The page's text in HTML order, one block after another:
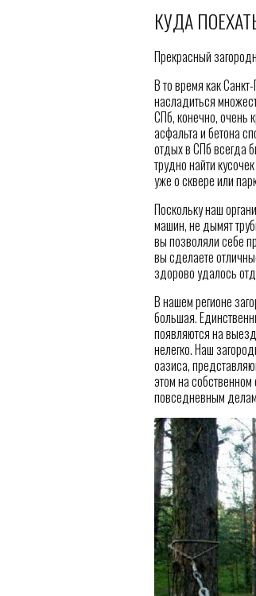
КУДА
Прекрасный
В то время как
насладиться
СПб, конечно, очень
асфальта и бетона
отдых в СПб всегда
трудно найти
уже о сквере или
Поскольку наш
машин, не дымят
вы позволяли себе
вы сделаете
здорово удалось
В нашем регионе
большая.
появляются на
нелегко. Наш
оазиса,
этом на
повседневным